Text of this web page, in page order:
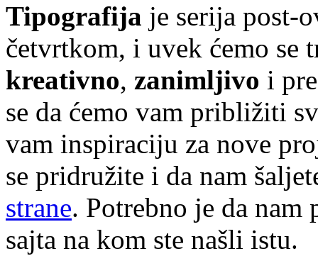
Tipografija je serija post-
četvrtkom, i uvek ćemo se
kreativno, zanimljivo i
se da ćemo vam približiti
vam inspiraciju za nove
se pridružite i da nam
strane. Potrebno je da
sajta na kom ste našli istu.